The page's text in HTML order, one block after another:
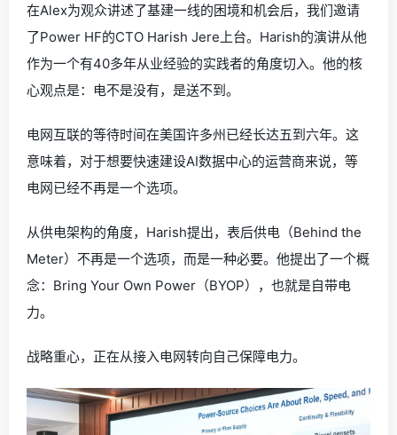
在Alex为观众讲述了基建一线的困境和机会后，我们邀请
了Power HF的CTO Harish Jere上台。Harish的演讲从他
作为一个有40多年从业经验的实践者的角度切入。他的核
心观点是：电不是没有，是送不到。
电网互联的等待时间在美国许多州已经长达五到六年。这
意味着，对于想要快速建设AI数据中心的运营商来说，等
电网已经不再是一个选项。
从供电架构的角度，Harish提出，表后供电（Behind the
Meter）不再是一个选项，而是一种必要。他提出了一个概
念：Bring Your Own Power（BYOP），也就是自带电
力。
战略重心，正在从接入电网转向自己保障电力。